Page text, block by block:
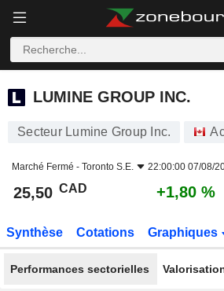
LUMINE GROUP INC.
LUMINE GROUP INC.
Secteur Lumine Group Inc.
Marché Fermé - Toronto S.E. 22:00:00 07/08/
25,50 CAD +1,80 %
Synthèse Cotations Graphiques
Performances sectorielles